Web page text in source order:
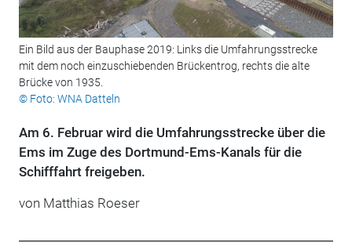
Ein Bild aus der Bauphase 2019: Links die Umfahrungsstrecke
mit dem noch einzuschiebenden Brückentrog, rechts die alte
Brücke von 1935.
© Foto: WNA Datteln
Am 6. Februar wird die Umfahrungsstrecke über die
Ems im Zuge des Dortmund-Ems-Kanals für die
Schifffahrt freigeben.
von Matthias Roeser